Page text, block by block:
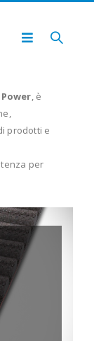
, è
prodotti e
per